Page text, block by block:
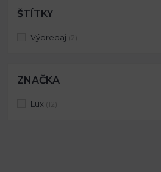
ŠTÍTKY
Výpredaj (2)
ZNAČKA
Lux (12)